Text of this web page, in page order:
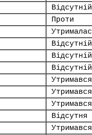
Відсутній
Проти
Відсутній
Відсутній
Відсутній
Утримався
Утримався
Утримався
Відсутня
Утримався